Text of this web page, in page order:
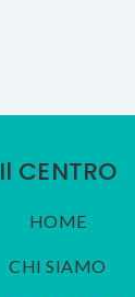
Il CENTRO
HOME
CHI SIAMO